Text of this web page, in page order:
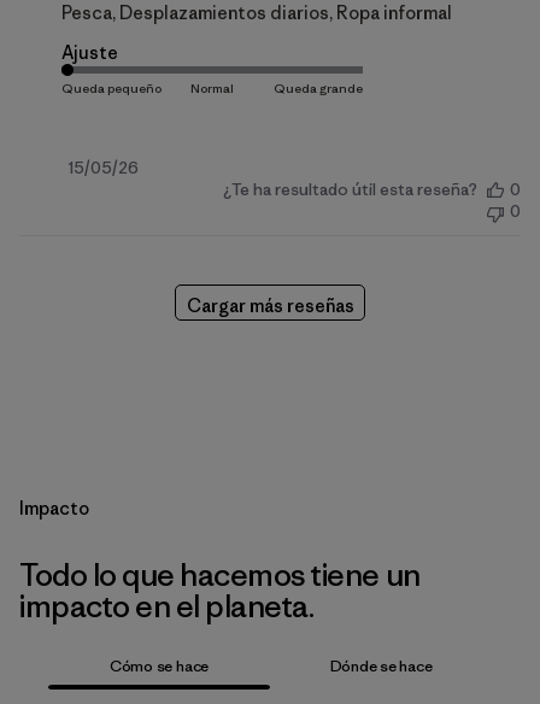
Pesca, Desplazamientos diarios, Ropa informal
Ajuste
Fecha
15/05/26
¿Te ha resultado útil esta reseña?
0
0
Cargar más reseñas
Impacto
Todo lo que hacemos tiene un
impacto en el planeta.
Cómo se hace Dónde se hace